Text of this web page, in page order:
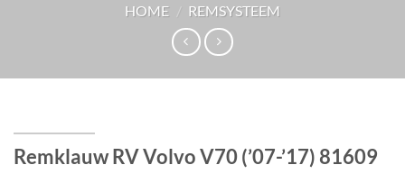
HOME / REMSYSTEEM
Remklauw RV Volvo V70 (’07-’17) 81609